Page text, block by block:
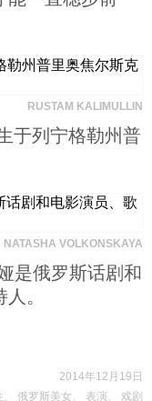
RUSTAM KALIMULLIN
于列宁格勒州普
NATASHA VOLKONSKAYA
是俄罗斯话剧和
。
2014年12月19日
、 俄罗斯美女 、 表演 、 戏剧